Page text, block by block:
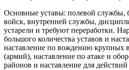
Основные уставы: полевой службы,
войск, внутренней службы,
устарели и требуют переработки.
большого количества уставов и
наставление по вождению крупных
(армий), наставление по атаке и
районов и наставление для